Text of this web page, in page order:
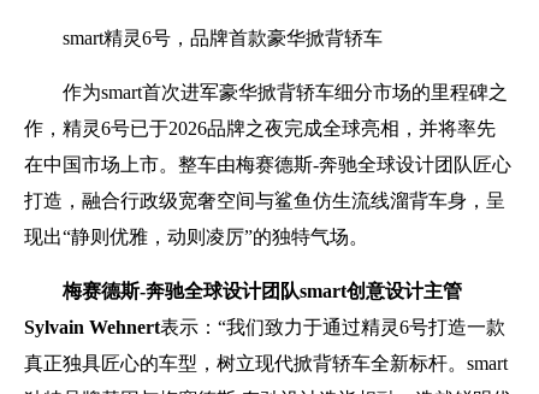
smart精灵6号，品牌首款豪华掀背轿车
作为smart首次进军豪华掀背轿车细分市场的里程碑之
作，精灵6号已于2026品牌之夜完成全球亮相，并将率先
在中国市场上市。整车由梅赛德斯-奔驰全球设计团队匠心
打造，融合行政级宽奢空间与鲨鱼仿生流线溜背车身，呈
现出“静则优雅，动则凌厉”的独特气场。
梅赛德斯-奔驰全球设计团队smart创意设计主管
Sylvain Wehnert表示：“我们致力于通过精灵6号打造一款
真正独具匠心的车型，树立现代掀背轿车全新标杆。smart